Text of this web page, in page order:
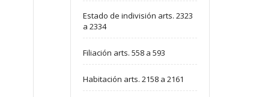
Estado de indivisión arts. 2323
a 2334
Filiación arts. 558 a 593
Habitación arts. 2158 a 2161